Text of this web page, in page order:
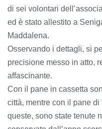
di sei volontari
ed è stato allestito a
Maddalena.
Osservando i dettagli, si
precisione messo in atto,
affascinante.
Con il pane in cassetta
città, mentre con il pane
queste, sono state tenute